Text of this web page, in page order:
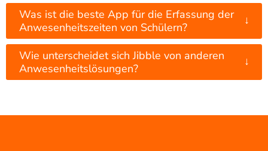
Was ist die beste App für die Erfassung der
Anwesenheitszeiten von Schülern?
↓
Wie unterscheidet sich Jibble von anderen
Anwesenheitslösungen?
↓